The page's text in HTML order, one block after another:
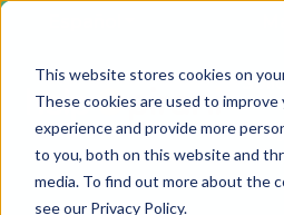
This website stores cookies on
These cookies are used to
experience and provide more
to you, both on this website and
media. To find out more about the
see our Privacy Policy.
Traducciones